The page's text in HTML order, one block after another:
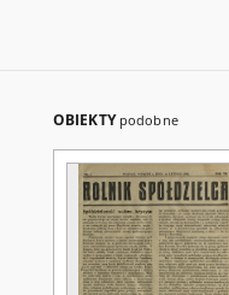
OBIEKTY podobne